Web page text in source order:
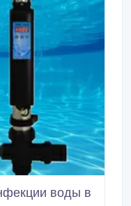
воды в